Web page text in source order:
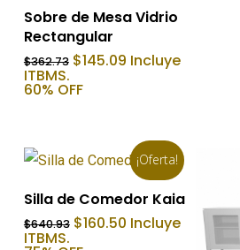
Añadir Al Carrito
Sobre de Mesa Vidrio
Rectangular
$362.73 El
original
$145.09El
precio
Incluye
ITBMS.
60% OFF
¡Oferta!
Añadir Al Carrito
Silla de Comedor Kaia
$640.93 El
$160.50El
precio
Incluye
ITBMS.